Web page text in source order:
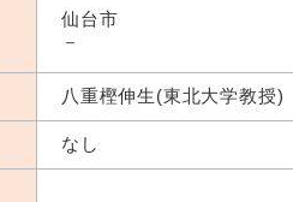
仙台市
－
八重樫伸生(東北大学教授)
なし